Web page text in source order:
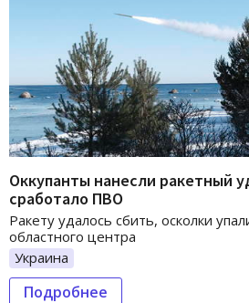
Оккупанты нанесли ракетный
сработало ПВО
Ракету удалось сбить, осколки
областного центра
Украина
Подробнее